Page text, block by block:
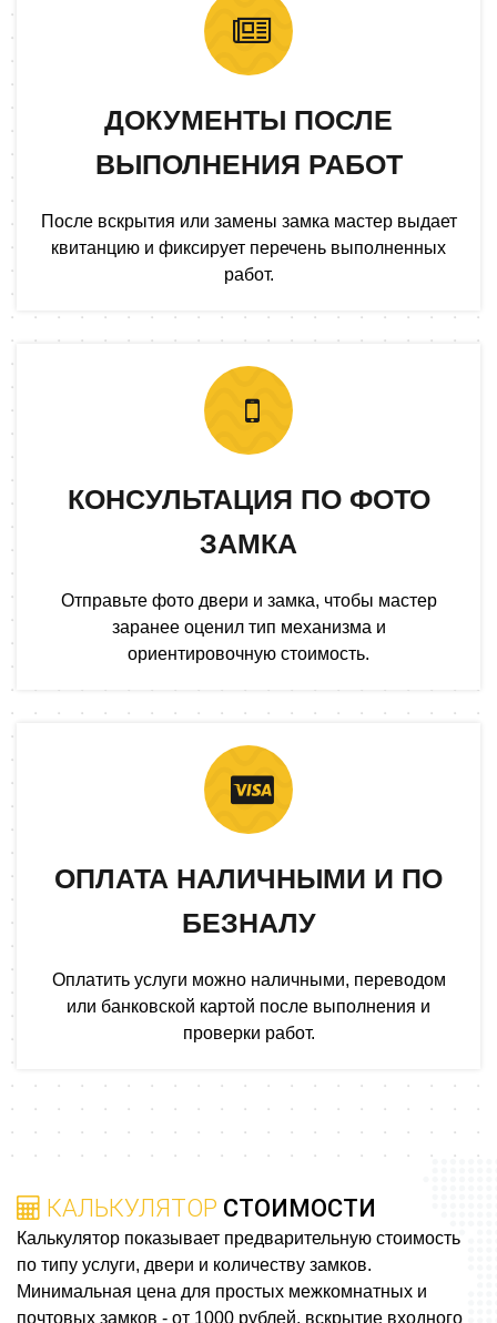
ДОКУМЕНТЫ ПОСЛЕ
ВЫПОЛНЕНИЯ РАБОТ
После вскрытия или замены замка мастер выдает
квитанцию и фиксирует перечень выполненных
работ.
КОНСУЛЬТАЦИЯ ПО ФОТО
ЗАМКА
Отправьте фото двери и замка, чтобы мастер
заранее оценил тип механизма и
ориентировочную стоимость.
ОПЛАТА НАЛИЧНЫМИ И ПО
БЕЗНАЛУ
Оплатить услуги можно наличными, переводом
или банковской картой после выполнения и
проверки работ.
КАЛЬКУЛЯТОР СТОИМОСТИ
Калькулятор показывает предварительную стоимость
по типу услуги, двери и количеству замков.
Минимальная цена для простых межкомнатных и
почтовых замков - от 1000 рублей, вскрытие входного